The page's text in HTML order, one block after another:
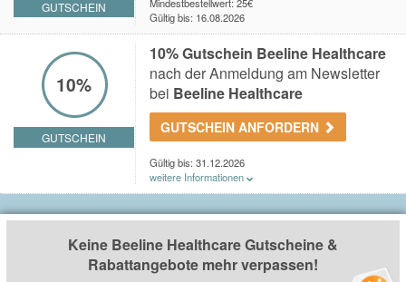
GUTSCHEIN
Gültig bis: 16.08.2026
10%
GUTSCHEIN
10% Gutschein Beeline Healthcare
nach der Anmeldung am Newsletter
bei Beeline Healthcare
GUTSCHEIN ANFORDERN
Gültig bis: 31.12.2026
weitere Informationen
Du erhältst einen 10% Gutschein nach der Anmeldung
Keine Beeline Healthcare Gutscheine &
Rabattangebote mehr verpassen!